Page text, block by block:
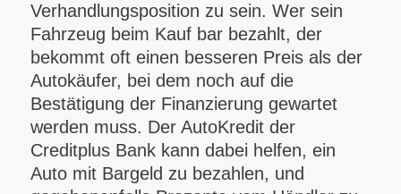
Verhandlungsposition zu sein. Wer sein
Fahrzeug beim Kauf bar bezahlt, der
bekommt oft einen besseren Preis als der
Autokäufer, bei dem noch auf die
Bestätigung der Finanzierung gewartet
werden muss. Der AutoKredit der
Creditplus Bank kann dabei helfen, ein
Auto mit Bargeld zu bezahlen, und